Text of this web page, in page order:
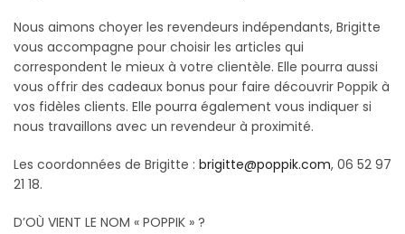
Nous aimons choyer les revendeurs indépendants, Brigitte
vous accompagne pour choisir les articles qui
correspondent le mieux à votre clientèle. Elle pourra aussi
vous offrir des cadeaux bonus pour faire découvrir Poppik à
vos fidèles clients. Elle pourra également vous indiquer si
nous travaillons avec un revendeur à proximité.
Les coordonnées de Brigitte : brigitte@poppik.com, 06 52 97
21 18.
D’OÙ VIENT LE NOM « POPPIK » ?